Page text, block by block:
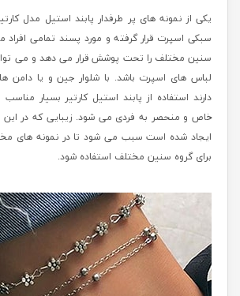
یکی از نمونه های پر طرفدار پابند استیل مدل
سبکی اسپرت قرار گرفته و مورد پسند تمامی
سنین مختلف را تحت پوشش قرار می دهد و می
لباس های اسپرت باشد. با شلوار جین و یا
دارند استفاده از پابند استیل کارتیر بسیار
خاص و منحصر به فردی می شود. زیبایی که در این
ایجاد شده است سبب می شود تا در نمونه های
برای گروه سنین مختلف استفاده شود.